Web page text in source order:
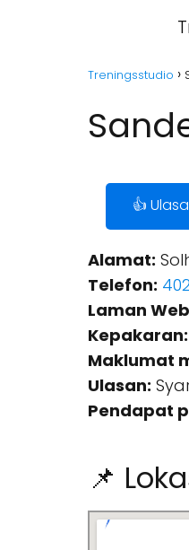
Treningsstudio
👍
Alamat:
Telefon:
Laman
Kepakaran:
Maklumat
Ulasan:
Pendapat
📌